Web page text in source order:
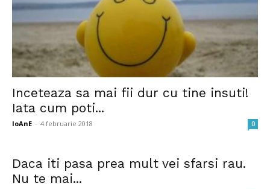
Inceteaza sa mai fii dur cu tine insuti!
Iata cum poti...
IoAnE - 4 februarie 2018 0
Daca iti pasa prea mult vei sfarsi rau.
Nu te mai...